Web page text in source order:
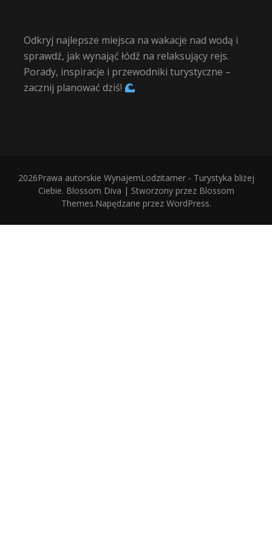
Odkryj najlepsze miejsca na wakacje nad wodą i
sprawdź, jak wynająć łódź na relaksujący rejs.
Porady, inspiracje i przewodniki turystyczne –
zacznij planować dziś!
2026Prawa autorskie WynajemLodzitamer - Turystyka bliżej
Ciebie. Blossom Diva | Stworzony przez Blossom
Themes.Napędzane przez WordPress.